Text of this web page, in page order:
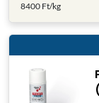
8400 Ft/kg